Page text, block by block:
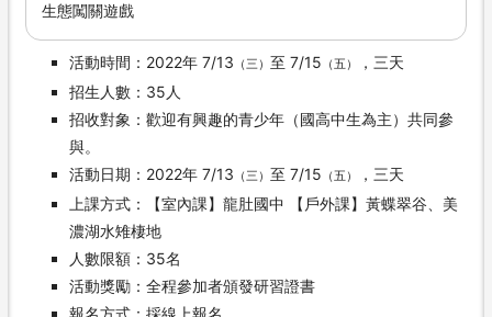
生態闖關遊戲
活動時間：2022年 7/13 （三） 至 7/15 （五）
，三天
招生人數：35人
招收對象：歡迎有興趣的青少年（國高中生為主）共同參
與。
活動日期：2022年 7/13 （三） 至 7/15 （五）
，三天
上課方式：【室內課】龍肚國中 【戶外課】黃蝶翠谷、美
濃湖水雉棲地
人數限額：35名
活動獎勵：全程參加者頒發研習證書